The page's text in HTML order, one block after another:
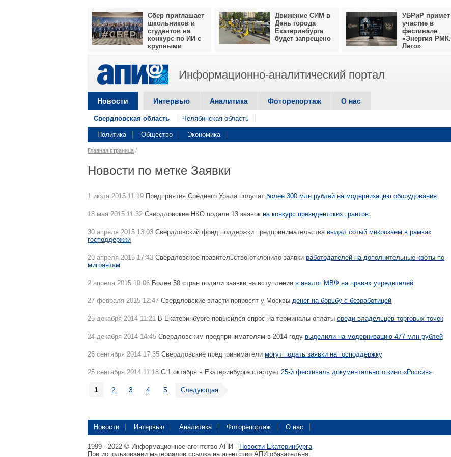
Сбер приглашает
школьников и
студентов на
конкурс по ИИ с
крупными
Движение СИМ в
День города
Екатеринбурга
будет запрещено
УБРиР примет
участие в
фестивале
«Энергия РМК.
Лето»
Информационно-аналитический портал
Новости Интервью Аналитика Фоторепортаж О нас
Свердловская область Челябинская область
Политика Общество Экономика
Главная страница /
Новости по метке Заявки
1 июля 2015 11:19 Предприятия Среднего Урала получат более 300 млн рублей на модернизацию оборудования
18 мая 2015 11:32 Свердловские НКО подали 13 заявок на конкурс президентских грантов
30 апреля 2015 13:03 Свердловский фонд поддержки предпринимательства выдал сотый микрозаем в рамках
господдержки
20 апреля 2015 17:43 Свердловское правительство отклонило заявки работодателей на дополнительные квоты по
мигрантам
2 апреля 2015 10:06 Более 50 стран подали заявки на вступление в аналог МВФ на правах учредителей
27 февраля 2015 12:47 Свердловские власти попросят у Москвы денег на борьбу с безработицей
25 декабря 2014 11:21 В Екатеринбурге повысился спрос на терминалы оплаты среди владельцев торговых точек
24 декабря 2014 14:45 Свердловским предпринимателям в 2014 году выделили на модернизацию 477 млн рублей
26 сентября 2014 17:35 Свердловские предприниматели могут подать заявки на господдержку
25 сентября 2014 11:18 С 1 октября в Екатеринбурге стартует 25-й фестиваль документального кино «Россия»
1 2 3 4 5 Следующая
Новости Интервью Аналитика Фоторепортаж О нас
1999 - 2022 © Информационное агентство АПИ - Новости Екатеринбурга
При использовании материалов ссылка на агентство АПИ обязательна.